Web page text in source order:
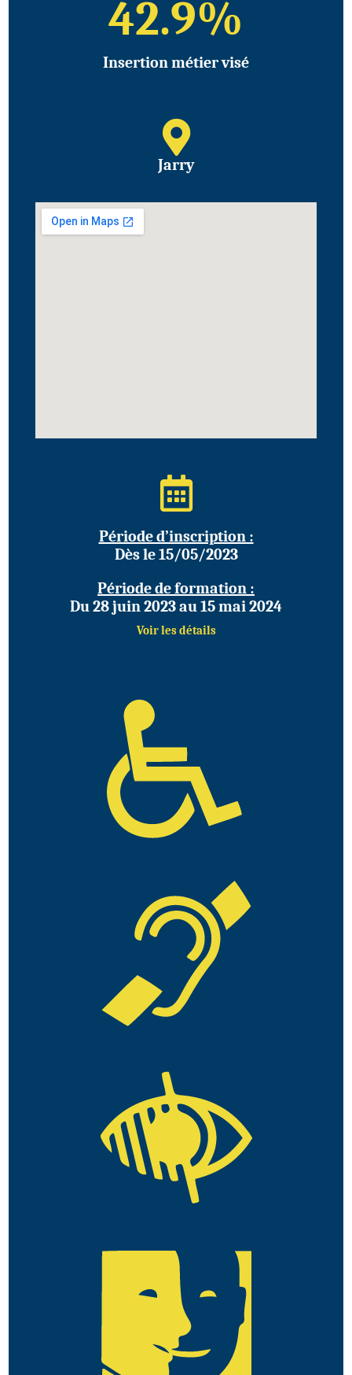
Insertion métier visé
42.9%
Jarry
Période d’inscription :
Dès le 15/05/2023
Période de formation :
Du 28 juin 2023 au 15 mai 2024
Voir les détails